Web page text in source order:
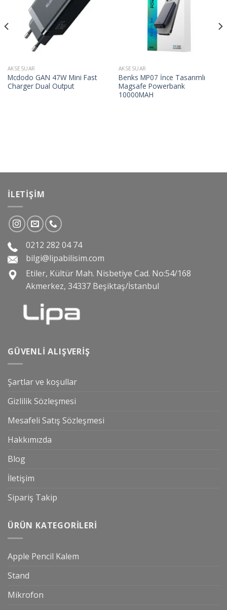
AKSESUAR
Mcdodo GAN 47W Mini Fast
Charger Dual Output
AKSESUAR
Benks MP07 İnce Tasarımlı
Magsafe Powerbank
10000MAH
İLETIŞIM
0212 282 04 74
bilgi@lipabilisim.com
Etiler, Kültür Mah. Nisbetiye Cad. No:54/168
Akmerkez, 34337 Beşiktaş/İstanbul
GÜVENLI ALIŞVERIŞ
Şartlar ve koşullar
Gizlilik Sözleşmesi
Mesafeli Satış Sözleşmesi
Hakkımızda
Blog
İletişim
Sipariş Takip
ÜRÜN KATEGORILERI
Apple Pencil Kalem
Stand
Mikrofon